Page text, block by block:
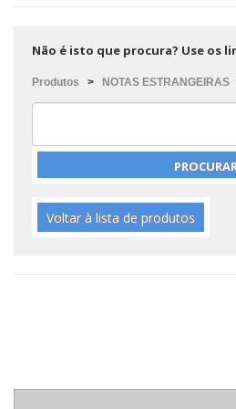
Não é isto que procura? Use os
Produtos > NOTAS ESTRANGEIRAS
Voltar à lista de produtos